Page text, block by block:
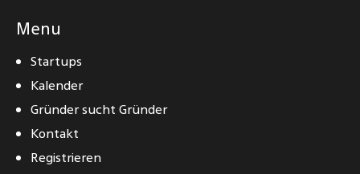
Menu
Startups
Kalender
Gründer sucht Gründer
Kontakt
Registrieren